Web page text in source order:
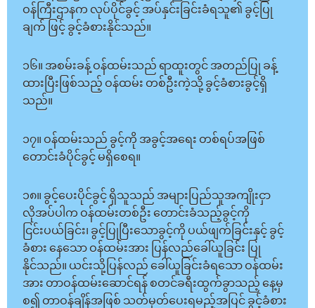
ဝန်ကြီးဌာနက လုပ်ပိုင်ခွင့် အပ်နှင်းခြင်းခံရသူ၏ ခွင့်ပြု
ချက် ဖြင့် ခွင့်ခံစားနိုင်သည်။
၁၆။ အစမ်းခန့် ဝန်ထမ်းသည် ရာထူးတွင် အတည်ပြု ခန့်
ထားပြီးဖြစ်သည့် ဝန်ထမ်း တစ်ဦးကဲ့သို့ ခွင့်ခံစားခွင့်ရှိ
သည်။
၁၇။ ဝန်ထမ်းသည် ခွင့်ကို အခွင့်အရေး တစ်ရပ်အဖြစ်
တောင်းခံပိုင်ခွင့် မရှိစေရ။
၁၈။ ခွင့်ပေးပိုင်ခွင့် ရှိသူသည် အများပြည်သူအကျိုးငှာ
လိုအပ်ပါက ဝန်ထမ်းတစ်ဦး တောင်းခံသည့်ခွင့်ကို
ငြင်းပယ်ခြင်း၊ ခွင့်ပြုပြီးသောခွင့်ကို ပယ်ဖျက်ခြင်းနှင့် ခွင့်
ခံစား နေသော ဝန်ထမ်းအား ပြန်လည်ခေါ်ယူခြင်း ပြု
နိုင်သည်။ ယင်းသို့ပြန်လည် ခေါ်ယူခြင်းခံရသော ဝန်ထမ်း
အား တာဝန်ထမ်းဆောင်ရန် စတင်ခရီးထွက်ခွာသည့် နေ့မှ
စ၍ တာဝန်ချိန်အဖြစ် သတ်မှတ်ပေးရမည့်အပြင် ခွင့်ခံစား